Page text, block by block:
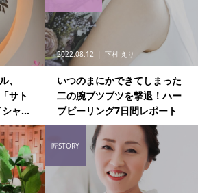
、
サト
ャ...
2022.08.12 下村 えり
いつのまにかできてしまった
二の腕ブツブツを撃退！ハー
ブピーリング7日間レポート
匠STORY